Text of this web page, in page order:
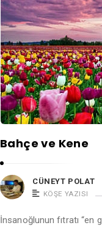
Bahçe ve Kene
CÜNEYT POLAT
KÖŞE YAZISI
İnsanoğlunun fıtratı “en